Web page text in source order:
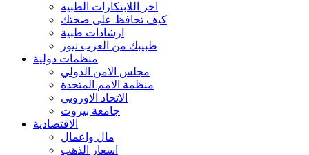
اخر اللابتكارات الطبية
كيف تحافظ على صحتك
ارشادات طبية
طبيبك من العرب نيوز
منظمات دولية
مجلس الامن الدولي
منظمة الامم المتحدة
الاتحاد الاوروبي
جامعة بيروت
الاقتصادية
مال واعمال
اسعار الذهب